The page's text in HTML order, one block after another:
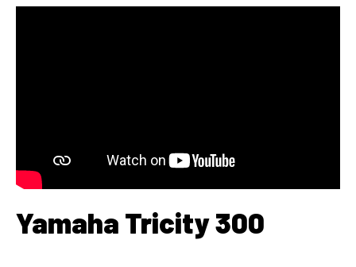
Yamaha Tricity 300